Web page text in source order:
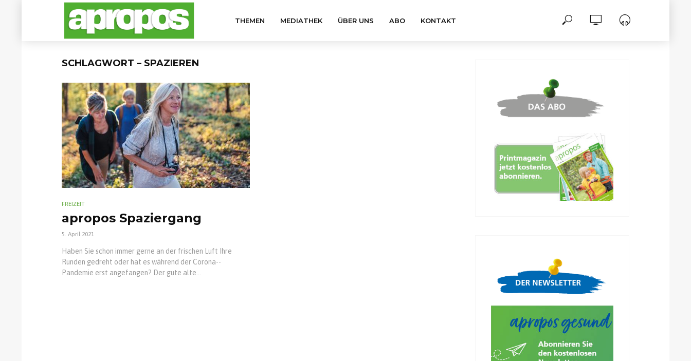
THEMEN MEDIATHEK ÜBER UNS ABO KONTAKT
SCHLAGWORT – SPAZIEREN
FREIZEIT
apropos Spaziergang
5. April 2021
Haben Sie schon immer gerne an der frischen Luft Ihre
Runden gedreht oder hat es während der Corona-­
Pandemie erst angefangen? Der gute alte...